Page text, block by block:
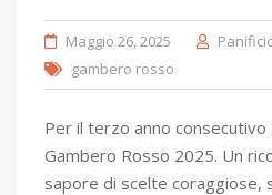
Maggio 26, 2025
gambero rosso
Per il terzo anno consecutivo
Gambero Rosso 2025. Un
sapore di scelte coraggiose,